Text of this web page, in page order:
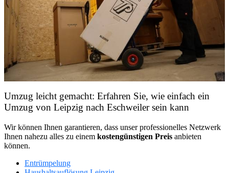
Umzug leicht gemacht: Erfahren Sie, wie einfach ein
Umzug von Leipzig nach Eschweiler sein kann
Wir können Ihnen garantieren, dass unser professionelles Netzwerk
Ihnen nahezu alles zu einem kostengünstigen Preis anbieten
können.
Entrümpelung